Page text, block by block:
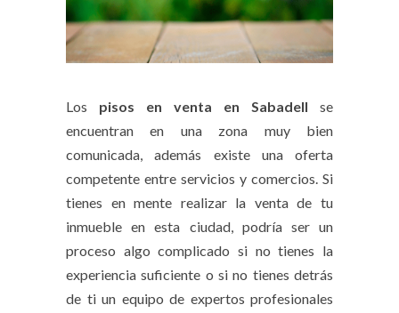
Los pisos en venta en Sabadell se
encuentran en una zona muy bien
comunicada, además existe una oferta
competente entre servicios y comercios. Si
tienes en mente realizar la venta de tu
inmueble en esta ciudad, podría ser un
proceso algo complicado si no tienes la
experiencia suficiente o si no tienes detrás
de ti un equipo de expertos profesionales